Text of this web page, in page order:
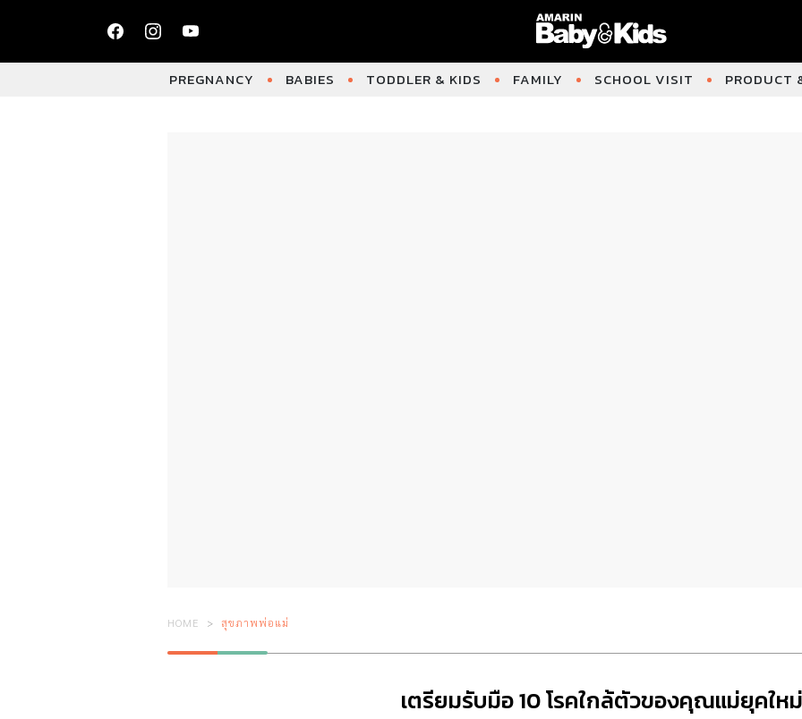
PREGNANCY BABIES TODDLER & KIDS FAMILY SCHOOL VISIT PRODUCT
HOME สุขภาพพ่อแม่
เตรียมรับมือ 10 โรคใกล้ตัวของคุณแม่ยุคใหม่